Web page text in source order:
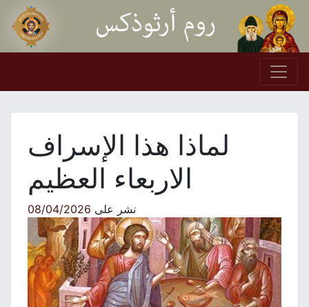
Skip to content
Main Navigation
لماذا هذا الإسراف
الاربعاء العظيم
نشر على08/04/2026